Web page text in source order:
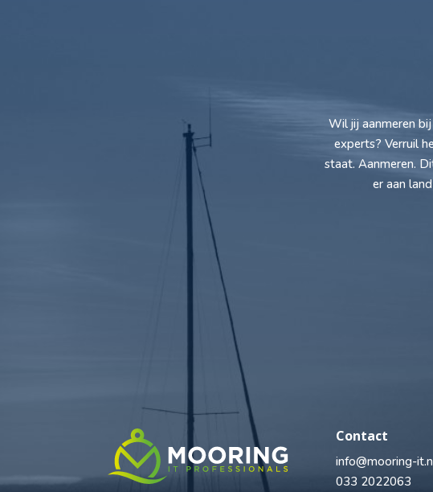
Wil jij aanmeren
experts? Verruil
staat. Aanmeren.
er aan
Contact
info@mooring-
033 2022063